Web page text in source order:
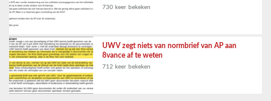
730 keer bekeken
UWV zegt niets van normbrief van AP aan
8vance af te weten
712 keer bekeken